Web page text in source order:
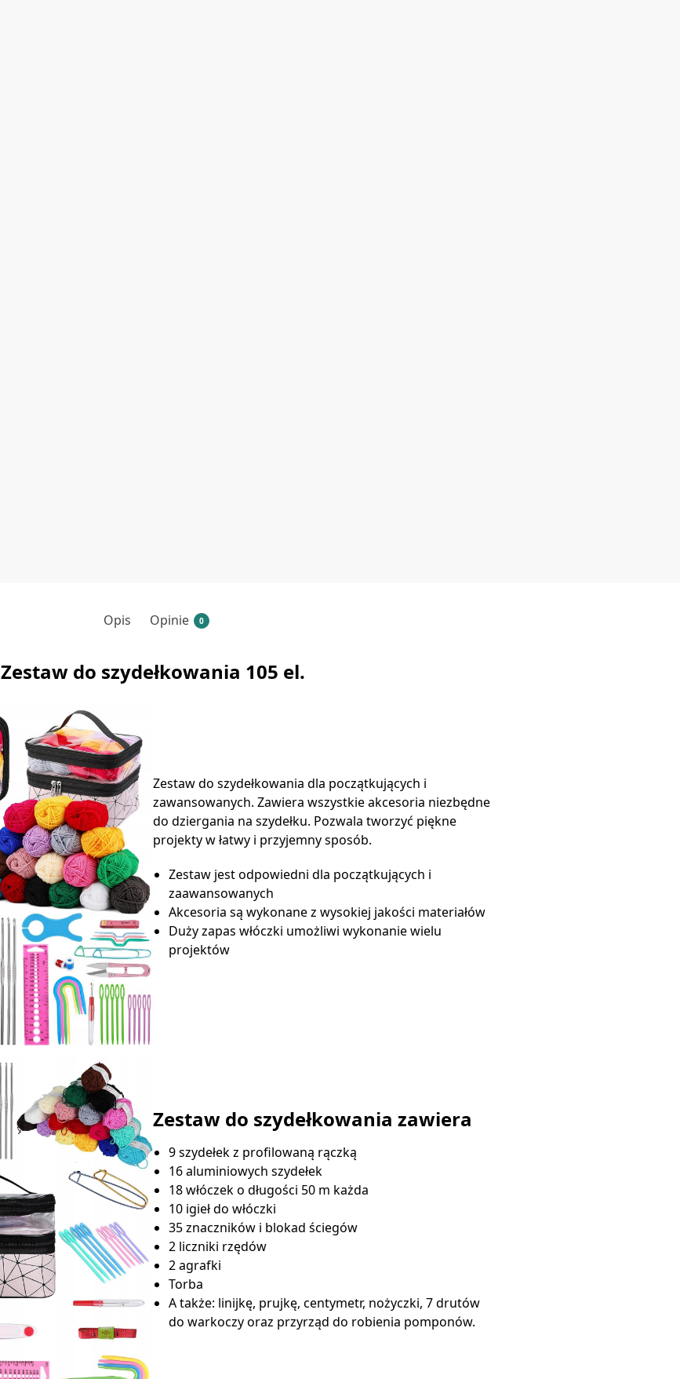
Opis Opinie 0
Zestaw do szydełkowania 105 el.
Zestaw do szydełkowania dla początkujących i
zawansowanych. Zawiera wszystkie akcesoria niezbędne
do dziergania na szydełku. Pozwala tworzyć piękne
projekty w łatwy i przyjemny sposób.
Zestaw jest odpowiedni dla początkujących i
zaawansowanych
Akcesoria są wykonane z wysokiej jakości materiałów
Duży zapas włóczki umożliwi wykonanie wielu
projektów
Zestaw do szydełkowania zawiera
9 szydełek z profilowaną rączką
16 aluminiowych szydełek
18 włóczek o długości 50 m każda
10 igieł do włóczki
35 znaczników i blokad ściegów
2 liczniki rzędów
2 agrafki
Torba
A także: linijkę, prujkę, centymetr, nożyczki, 7 drutów
do warkoczy oraz przyrząd do robienia pomponów.